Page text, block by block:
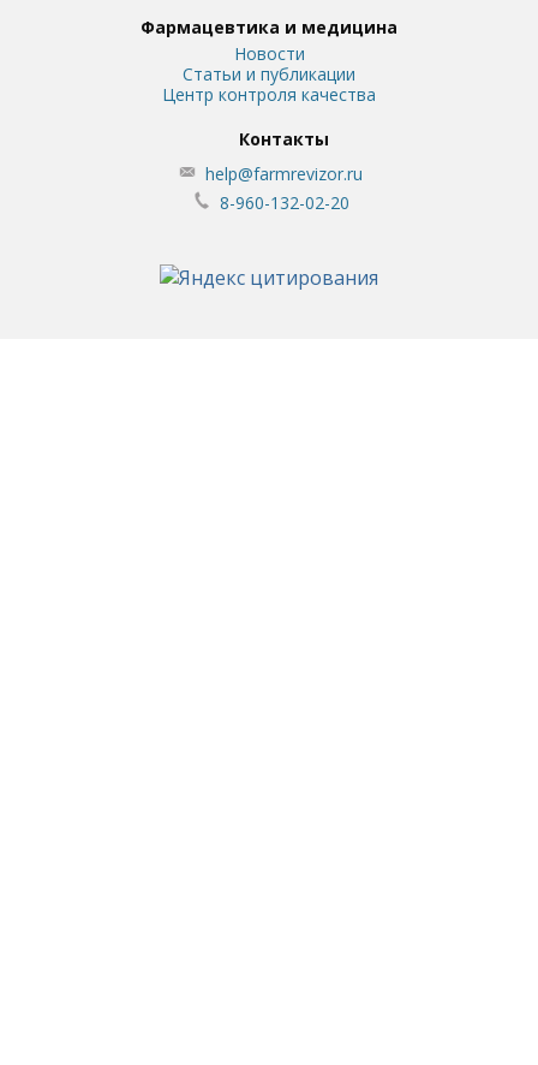
Фармацевтика и медицина
Новости
Статьи и публикации
Центр контроля качества
Контакты
help@farmrevizor.ru
8-960-132-02-20